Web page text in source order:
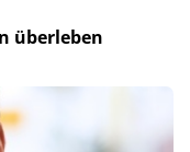
überleben